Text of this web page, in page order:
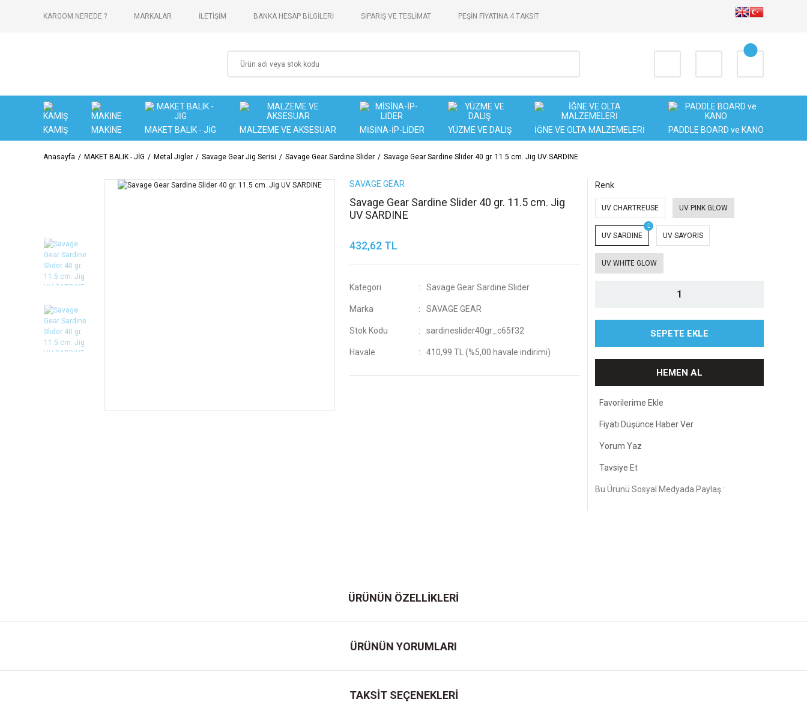
KARGOM NEREDE ? MARKALAR İLETİŞİM BANKA HESAP BİLGİLERİ SİPARİŞ VE TESLİMAT PEŞİN FİYATINA 4 TAKSİT
KAMIŞ MAKİNE MAKET BALIK - JİG MALZEME VE AKSESUAR MİSİNA-İP-LİDER YÜZME VE DALIŞ İĞNE VE OLTA MALZEMELERİ PADDLE BOARD ve KANO
Anasayfa MAKET BALIK - JİG Metal Jigler Savage Gear Jig Serisi Savage Gear Sardine Slider Savage Gear Sardine Slider 40 gr. 11.5 cm. Jig UV SARDINE
SAVAGE GEAR
Savage Gear Sardine Slider 40 gr. 11.5 cm. Jig
UV SARDINE
432,62 TL
Kategori Savage Gear Sardine Slider
Marka SAVAGE GEAR
Stok Kodu sardineslider40gr_c65f32
Havale 410,99 TL (%5,00 havale indirimi)
Renk
UV CHARTREUSE UV PINK GLOW
UV SARDINE UV SAYORIS
UV WHITE GLOW
SEPETE EKLE
HEMEN AL
Fiyatı Düşünce Haber Ver
Yorum Yaz
Tavsiye Et
Bu Ürünü Sosyal Medyada Paylaş :
ÜRÜNÜN ÖZELLİKLERİ
ÜRÜNÜN YORUMLARI
TAKSİT SEÇENEKLERİ